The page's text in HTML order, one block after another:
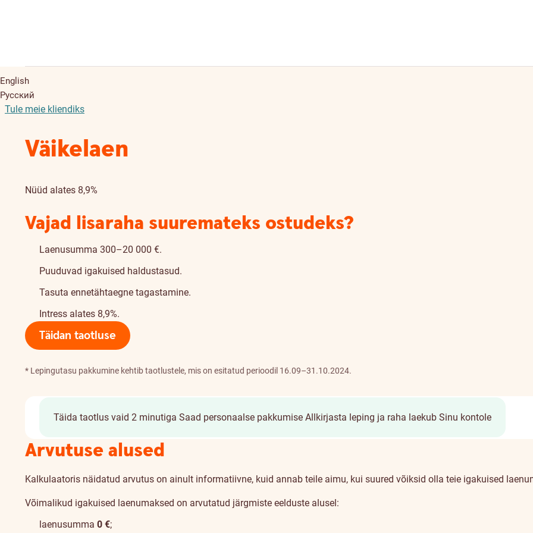
English
Русский
Tule meie kliendiks
Väikelaen
Nüüd alates 8,9%
Vajad lisaraha suuremateks ostudeks?
Laenusumma 300–20 000 €.
Puuduvad igakuised haldustasud.
Tasuta ennetähtaegne tagastamine.
Intress alates 8,9%.
Täidan taotluse
* Lepingutasu pakkumine kehtib taotlustele, mis on esitatud perioodil 16.09–31.10.2024.
Täida taotlus vaid 2 minutiga Saad personaalse pakkumise Allkirjasta leping ja raha laekub Sinu kontole
Arvutuse alused
Kalkulaatoris näidatud arvutus on ainult informatiivne, kuid annab teile aimu, kui suured võiksid olla teie igakuised
Võimalikud igakuised laenumaksed on arvutatud järgmiste eelduste alusel:
laenusumma 0 €;